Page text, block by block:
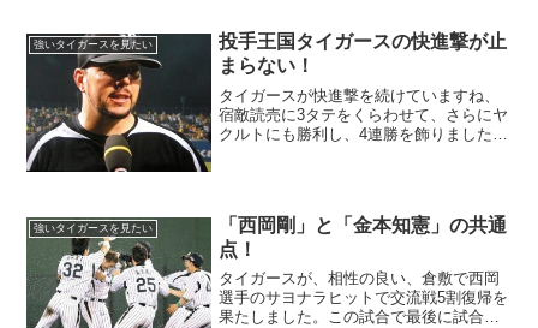
強いタイガースを見たい
投手王国タイガースの快進撃が止
まらない！
タイガースが快進撃を続けていますね、
宿敵読売に3タテをくらわせて、さらにヤ
クルトにも勝利し、4連勝を飾りました。
強いタイガースを見たい
「西岡剛」と「金本知憲」の共通
点！
タイガースが、相性の良い、倉敷で西岡
選手のサヨナラヒットで交流戦5割復帰を
果たしました。この試合で最後に試合を